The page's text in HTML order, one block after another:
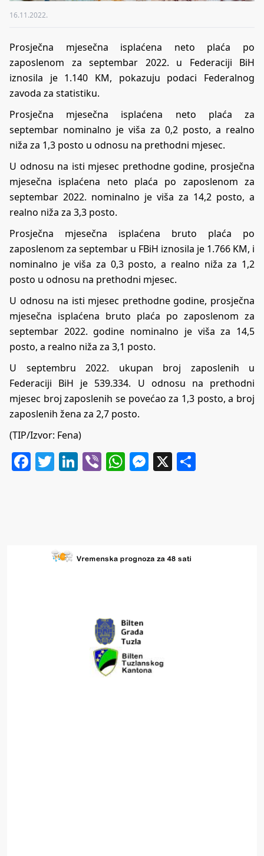
16.11.2022.
Prosječna mjesečna isplaćena neto plaća po
zaposlenom za septembar 2022. u Federaciji BiH
iznosila je 1.140 KM, pokazuju podaci Federalnog
zavoda za statistiku.
Prosječna mjesečna isplaćena neto plaća za
septembar nominalno je viša za 0,2 posto, a realno
niža za 1,3 posto u odnosu na prethodni mjesec.
U odnosu na isti mjesec prethodne godine, prosječna
mjesečna isplaćena neto plaća po zaposlenom za
septembar 2022. nominalno je viša za 14,2 posto, a
realno niža za 3,3 posto.
Prosječna mjesečna isplaćena bruto plaća po
zaposlenom za septembar u FBiH iznosila je 1.766 KM, i
nominalno je viša za 0,3 posto, a realno niža za 1,2
posto u odnosu na prethodni mjesec.
U odnosu na isti mjesec prethodne godine, prosječna
mjesečna isplaćena bruto plaća po zaposlenom za
septembar 2022. godine nominalno je viša za 14,5
posto, a realno niža za 3,1 posto.
U septembru 2022. ukupan broj zaposlenih u
Federaciji BiH je 539.334. U odnosu na prethodni
mjesec broj zaposlenih se povećao za 1,3 posto, a broj
zaposlenih žena za 2,7 posto.
(TIP/Izvor: Fena)
Facebook
Twitter
LinkedIn
ViberWhatsApp
Messenger
X